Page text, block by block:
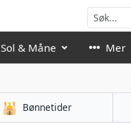
Sol & Måne Mer
🕌 Bønnetider